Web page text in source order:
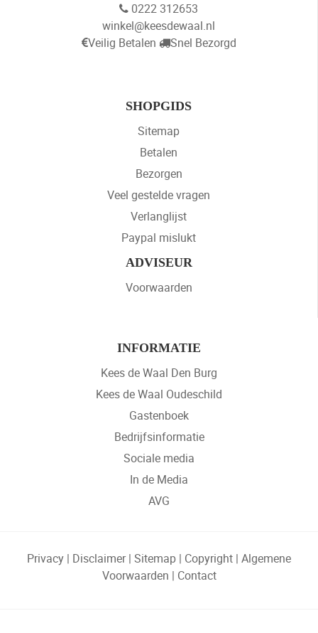
0222 312653
winkel@keesdewaal.nl
Veilig Betalen
Snel Bezorgd
SHOPGIDS
Sitemap
Betalen
Bezorgen
Veel gestelde vragen
Verlanglijst
Paypal mislukt
ADVISEUR
Voorwaarden
INFORMATIE
Kees de Waal Den Burg
Kees de Waal Oudeschild
Gastenboek
Bedrijfsinformatie
Sociale media
In de Media
AVG
Privacy | Disclaimer| Sitemap | Copyright | Algemene
Voorwaarden | Contact